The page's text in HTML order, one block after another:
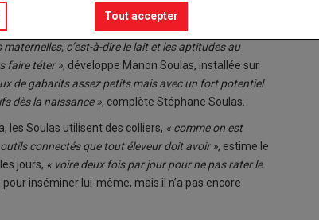
il y a une vingtaine de taureaux différents »
primipares sont pointées afin d’établir le schéma
c’est-à-dire le lait et les aptitudes au
faire téter », développe Manon Soulas, installée sur
de gabarits assez petits mais avec un fort potentiel
dès la naissance », complète Stéphane Soulas.
les Soulas utilisent des colliers, « comme on est
connectés que tout éleveur doit avoir », estime le
jours, « voire deux fois par jour pour ne pas rater le
inséminer lui-même, mais il n’a pas encore
Tout accepter